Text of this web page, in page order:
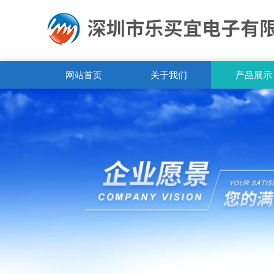
网站首页 关于我们 产品展示